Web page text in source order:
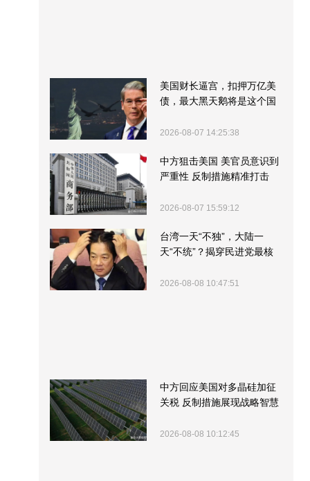
美国财长逼宫，扣押万亿美
债，最大黑天鹅将是这个国
2026-08-07 14:25:38
中方狙击美国 美官员意识到
严重性 反制措施精准打击
2026-08-07 15:59:12
台湾一天“不独”，大陆一
天“不统”？揭穿民进党最核
2026-08-08 10:47:51
中方回应美国对多晶硅加征
关税 反制措施展现战略智慧
2026-08-08 10:12:45